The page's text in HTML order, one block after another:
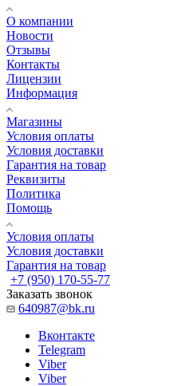
О компании
Новости
Отзывы
Контакты
Лицензии
Информация
Магазины
Условия оплаты
Условия доставки
Гарантия на товар
Реквизиты
Политика
Помощь
Условия оплаты
Условия доставки
Гарантия на товар
+7 (950) 170-55-77
Заказать звонок
640987@bk.ru
Вконтакте
Telegram
Viber
Viber